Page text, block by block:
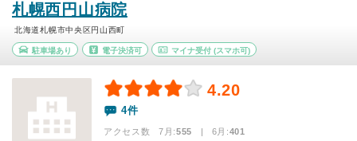
札幌西円山病院
北海道札幌市中央区円山西町
駐車場あり 電子決済可 マイナ受付 (スマホ可)
4.20
4件
アクセス数 7月:555 | 6月:401